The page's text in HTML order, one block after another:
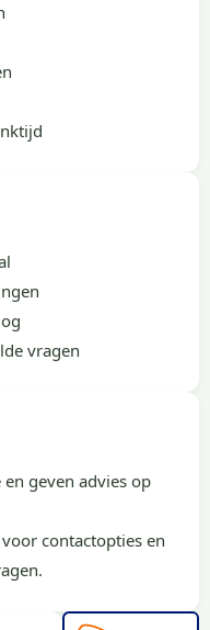
vragen
geven advies op
voor contactopties en